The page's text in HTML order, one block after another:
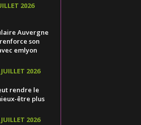
2026
Auvergne
son
emlyon
2026
rendre le
être plus
2026